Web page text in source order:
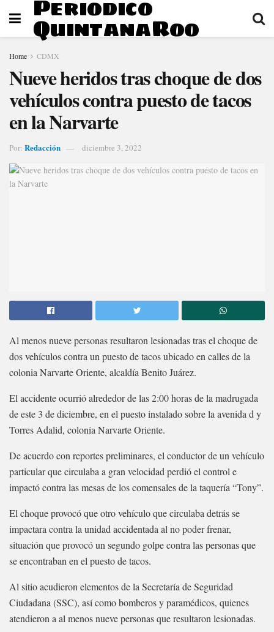
Periodico
QuintanaRoo
Home CDMX
Nueve heridos tras choque de dos
vehículos contra puesto de tacos
en la Narvarte
Por: Redacción diciembre 3, 2022
Al menos nueve personas resultaron lesionadas tras el choque de
dos vehículos contra un puesto de tacos ubicado en calles de la
colonia Narvarte Oriente, alcaldía Benito Juárez.
El accidente ocurrió alrededor de las 2:00 horas de la madrugada
de este 3 de diciembre, en el puesto instalado sobre la avenida d y
Torres Adalid, colonia Narvarte Oriente.
De acuerdo con reportes preliminares, el conductor de un vehículo
particular que circulaba a gran velocidad perdió el control e
impactó contra las mesas de los comensales de la taquería “Tony”.
El choque provocó que otro vehículo que circulaba detrás se
impactara contra la unidad accidentada al no poder frenar,
situación que provocó un segundo golpe contra las personas que
se encontraban en el puesto de tacos.
Al sitio acudieron elementos de la Secretaría de Seguridad
Ciudadana (SSC), así como bomberos y paramédicos, quienes
atendieron a al menos nueve personas que resultaron lesionadas.